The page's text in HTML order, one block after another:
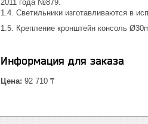
2011 года №879.
1.4. Светильники изготавливаются в
1.5. Крепление кронштейн консоль
Информация для заказа
Цена: 92 710 ₸